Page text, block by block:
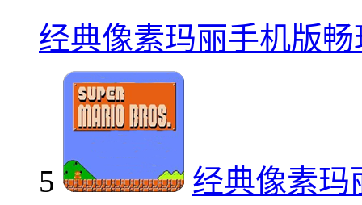
经典像素玛丽手机版
5
经典像素玛